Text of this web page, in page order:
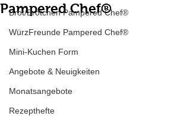
Brot/Brötchen Pampered Chef®
WürzFreunde Pampered Chef®
Mini-Kuchen Form
Angebote & Neuigkeiten
Monatsangebote
Rezepthefte
Pampered Chef®